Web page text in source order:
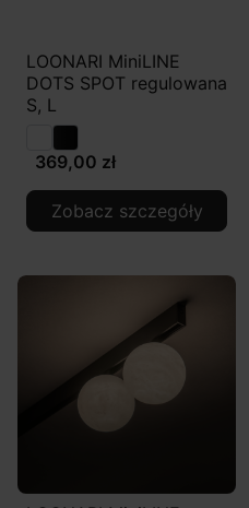
LOONARI MiniLINE
DOTS SPOT regulowana
S, L
369,00 zł
Zobacz szczegóły